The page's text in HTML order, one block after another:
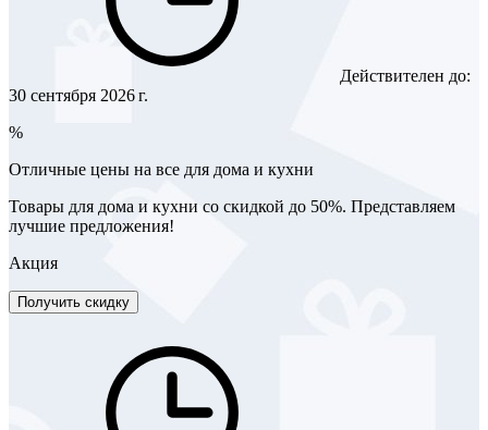
Действителен до:
30 сентября 2026 г.
%
Отличные цены на все для дома и кухни
Товары для дома и кухни со скидкой до 50%. Представляем
лучшие предложения!
Акция
Получить скидку